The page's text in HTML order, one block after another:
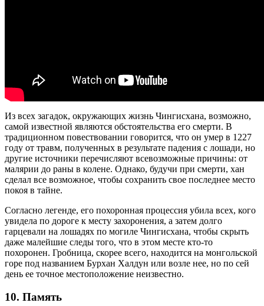
Из всех загадок, окружающих жизнь Чингисхана, возможно,
самой известной являются обстоятельства его смерти. В
традиционном повествовании говорится, что он умер в 1227
году от травм, полученных в результате падения с лошади, но
другие источники перечисляют всевозможные причины: от
малярии до раны в колене. Однако, будучи при смерти, хан
сделал все возможное, чтобы сохранить свое последнее место
покоя в тайне.
Согласно легенде, его похоронная процессия убила всех, кого
увидела по дороге к месту захоронения, а затем долго
гарцевали на лошадях по могиле Чингисхана, чтобы скрыть
даже малейшие следы того, что в этом месте кто-то
похоронен. Гробница, скорее всего, находится на монгольской
горе под названием Бурхан Халдун или возле нее, но по сей
день ее точное местоположение неизвестно.
10. Память